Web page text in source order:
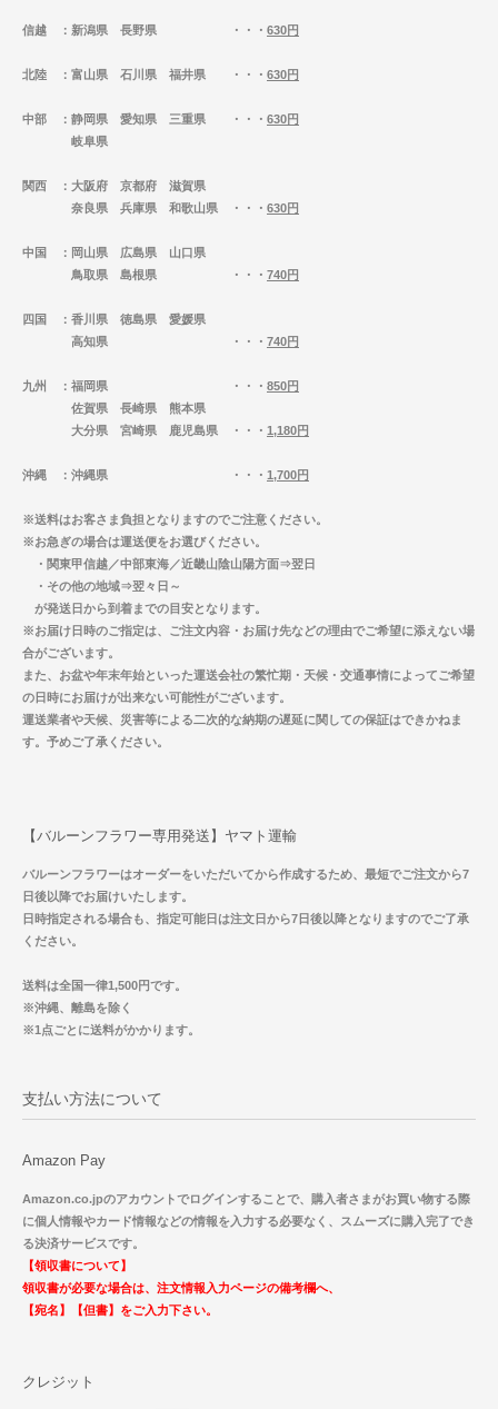
信越 ：新潟県 長野県 ・・・ 630円
北陸 ：富山県 石川県 福井県 ・・・ 630円
中部 ：静岡県 愛知県 三重県 ・・・ 630円
岐阜県
関西 ：大阪府 京都府 滋賀県
奈良県 兵庫県 和歌山県 ・・・ 630円
中国
：岡山県 広島県 山口県
鳥取県 島根県 ・・・ 740円
四国
：香川県 徳島県 愛媛県
高知県 ・・・ 740円
九州 ：福岡県 ・・・ 850円
佐賀県 長崎県 熊本県
大分県 宮崎県 鹿児島県 ・・・ 1,180円
沖縄 ：沖縄県 ・・・ 1,700円
※送料はお客さま負担となりますのでご注意ください。
※お急ぎの場合は運送便をお選びください。
・関東甲信越／中部東海／近畿山陰山陽方面⇒翌日
・その他の地域⇒翌々日～
が発送日から到着までの目安となります。
※お届け日時のご指定は、ご注文内容・お届け先などの理由でご希望に添えない場
合がございます。
また、お盆や年末年始といった運送会社の繁忙期・天候・交通事情によってご希望
の日時にお届けが出来ない可能性がございます。
運送業者や天候、災害等による二次的な納期の遅延に関しての保証はできかねま
す。予めご了承ください。
【バルーンフラワー専用発送】ヤマト運輸
バルーンフラワーはオーダーをいただいてから作成するため、最短でご注文から7
日後以降でお届けいたします。
日時指定される場合も、指定可能日は注文日から7日後以降となりますのでご了承
ください。
送料は全国一律1,500円です。
※沖縄、離島を除く
※1点ごとに送料がかかります。
支払い方法について
Amazon Pay
Amazon.co.jpのアカウントでログインすることで、購入者さまがお買い物する際
に個人情報やカード情報などの情報を入力する必要なく、スムーズに購入完了でき
る決済サービスです。
【領収書について】
領収書が必要な場合は、注文情報入力ページの備考欄へ、
【宛名】【但書】をご入力下さい。
クレジット